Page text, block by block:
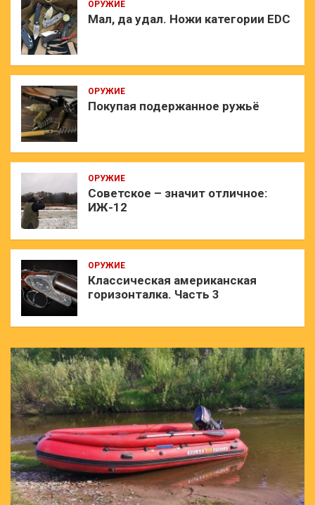
ОРУЖИЕ
Мал, да удал. Ножи категории EDC
ОРУЖИЕ
Покупая подержанное ружьё
ОРУЖИЕ
Советское – значит отличное:
ИЖ-12
ОРУЖИЕ
Классическая американская
горизонталка. Часть 3